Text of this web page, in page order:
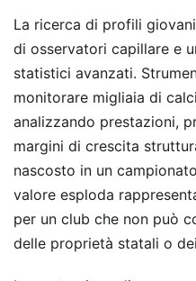
La ricerca di profili
di osservatori capillare e
statistici avanzati.
monitorare migliaia di
analizzando prestazioni,
margini di crescita
nascosto in un
valore esploda
per un club che non può
delle proprietà statali o